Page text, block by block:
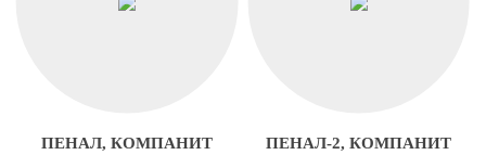
ПЕНАЛ, КОМПАНИТ ПЕНАЛ-2, КОМПАНИТ